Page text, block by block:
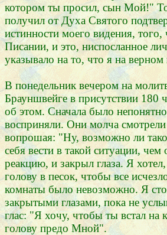
котором ты просил, сын Мой!"
получил от Духа Святого
истинности моего видения,
Писании, и это, ниспосланное
указывало на то, что я на верном
В понедельник вечером на
Брауншвейге в присутствии 180
об этом. Сначала было
восприняли. Они молча
вопрошая: "Ну, возможно ли
себя вести в такой ситуации, чем
реакцию, и закрыл глаза. Я
голову в песок, чтобы все
комнаты было невозможно. Я
закрытыми глазами, пока не
глас: "Я хочу, чтобы ты встал на
голову предо Мной".